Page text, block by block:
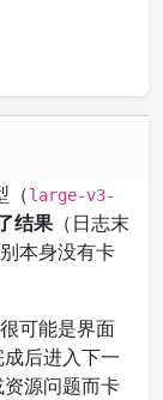
（large-v3-
结果 （日志末
本身没有卡
可能是界面
后进入下一
源问题而卡